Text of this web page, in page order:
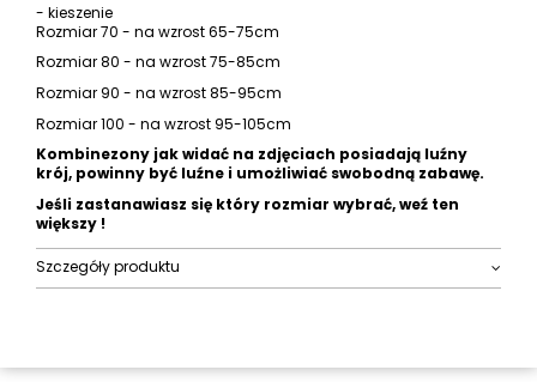
- kieszenie
Rozmiar 70 - na wzrost 65-75cm
Rozmiar 80 - na wzrost 75-85cm
Rozmiar 90 - na wzrost 85-95cm
Rozmiar 100 - na wzrost 95-105cm
Kombinezony jak widać na zdjęciach posiadają luźny
krój, powinny być luźne i umożliwiać swobodną zabawę.
Jeśli zastanawiasz się który rozmiar wybrać, weź ten
większy !
Szczegóły produktu